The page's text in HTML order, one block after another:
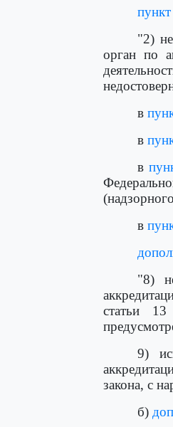
"2)
орган по
в
в
в
в
"8)
статьи
9)
закона, с
б)